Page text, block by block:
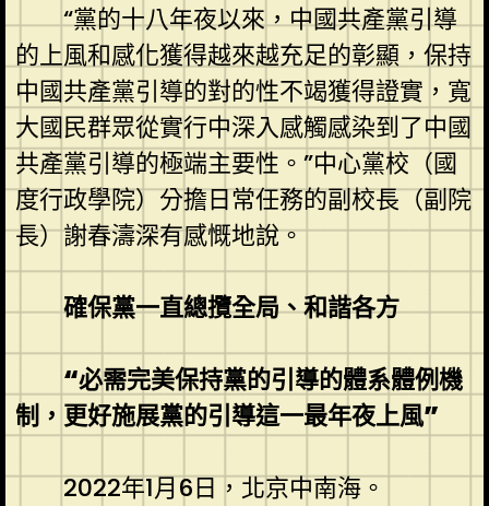
“黨的十八年夜以來，中國共產黨引導
的上風和感化獲得越來越充足的彰顯，保持
中國共產黨引導的對的性不竭獲得證實，寬
大國民群眾從實行中深入感觸感染到了中國
共產黨引導的極端主要性。”中心黨校（國
度行政學院）分擔日常任務的副校長（副院
長）謝春濤深有感慨地說。
確保黨一直總攬全局、和諧各方
“必需完美保持黨的引導的體系體例機
制，更好施展黨的引導這一最年夜上風”
2022年1月6日，北京中南海。